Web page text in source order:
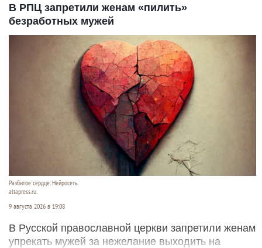
В РПЦ запретили женам «пилить»
безработных мужей
Разбитое сердце. Нейросеть.
altapress.ru.
9 августа 2026 в 19:08
В Русской православной церкви запретили женам
упрекать мужей за нежелание выходить на